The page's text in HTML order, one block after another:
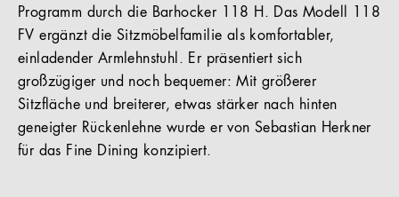
Programm durch die Barhocker 118 H. Das Modell 118
FV ergänzt die Sitzmöbelfamilie als komfortabler,
einladender Armlehnstuhl. Er präsentiert sich
großzügiger und noch bequemer: Mit größerer
Sitzfläche und breiterer, etwas stärker nach hinten
geneigter Rückenlehne wurde er von Sebastian Herkner
für das Fine Dining konzipiert.